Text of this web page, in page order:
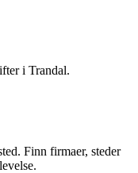
i Trandal.
Finn firmaer, steder